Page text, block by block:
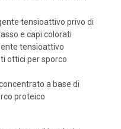
tensioattivo privo di
e capi colorati
tensioattivo
ottici per sporco
a base di
proteico